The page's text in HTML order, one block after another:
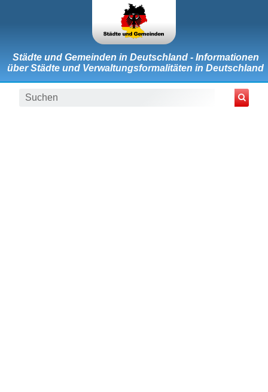
Städte und Gemeinden in Deutschland - Informationen
über Städte und Verwaltungsformalitäten in Deutschland